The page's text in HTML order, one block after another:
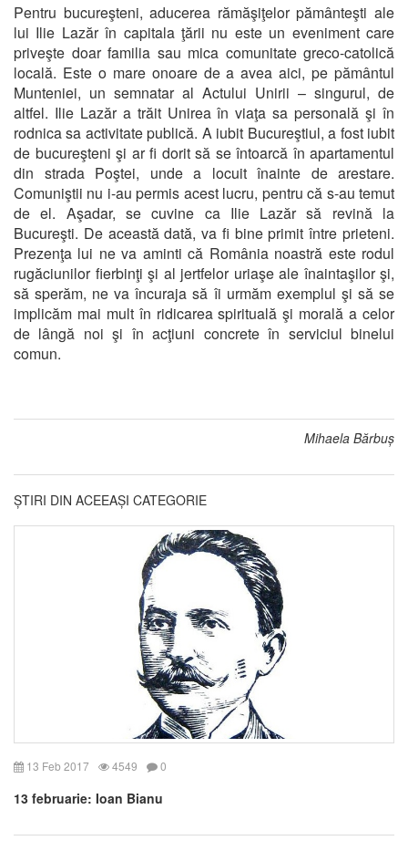
Pentru bucureşteni, aducerea rămăşiţelor pământeşti ale
lui Ilie Lazăr în capitala ţării nu este un eveniment care
priveşte doar familia sau mica comunitate greco-catolică
locală. Este o mare onoare de a avea aici, pe pământul
Munteniei, un semnatar al Actului Unirii – singurul, de
altfel. Ilie Lazăr a trăit Unirea în viaţa sa personală şi în
rodnica sa activitate publică. A iubit Bucureştiul, a fost iubit
de bucureşteni şi ar fi dorit să se întoarcă în apartamentul
din strada Poştei, unde a locuit înainte de arestare.
Comuniştii nu i-au permis acest lucru, pentru că s-au temut
de el. Aşadar, se cuvine ca Ilie Lazăr să revină la
Bucureşti. De această dată, va fi bine primit între prieteni.
Prezenţa lui ne va aminti că România noastră este rodul
rugăciunilor fierbinţi şi al jertfelor uriaşe ale înaintaşilor şi,
să sperăm, ne va încuraja să îi urmăm exemplul şi să se
implicăm mai mult în ridicarea spirituală şi morală a celor
de lângă noi şi în acţiuni concrete în serviciul binelui
comun.
Mihaela Bărbuș
ȘTIRI DIN ACEEAȘI CATEGORIE
13 Feb 2017 4549 0
13 februarie: Ioan Bianu